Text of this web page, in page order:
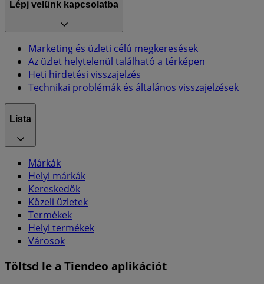
Lépj velünk kapcsolatba
Marketing és üzleti célú megkeresések
Az üzlet helytelenül található a térképen
Heti hirdetési visszajelzés
Technikai problémák és általános visszajelzések
Lista
Márkák
Helyi márkák
Kereskedők
Közeli üzletek
Termékek
Helyi termékek
Városok
Töltsd le a Tiendeo aplikációt